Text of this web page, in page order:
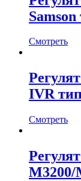
Смотреть
IVR
Смотреть
M3200/